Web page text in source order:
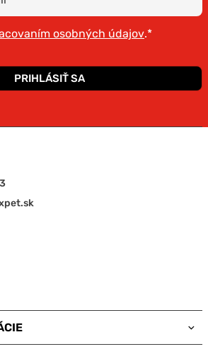
osobných údajov.*
PRIHLÁSIŤ SA